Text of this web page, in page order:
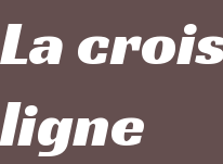
La
ligne